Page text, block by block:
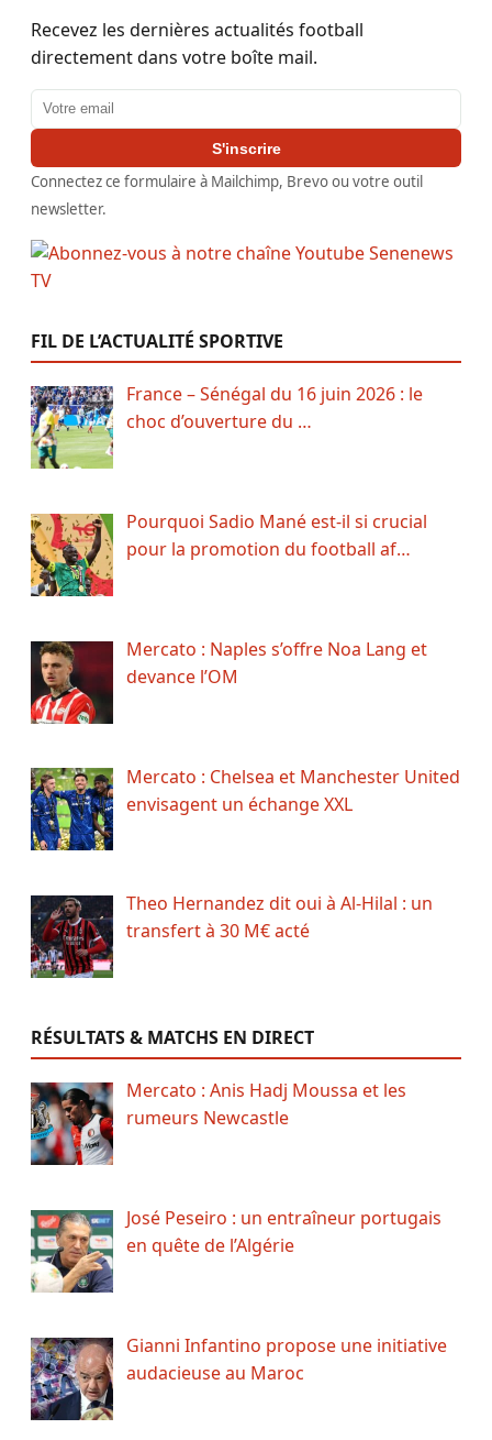
Recevez les dernières actualités football
directement dans votre boîte mail.
Adresse email
S'inscrire
Connectez ce formulaire à Mailchimp, Brevo ou votre outil
newsletter.
FIL DE L’ACTUALITÉ SPORTIVE
France – Sénégal du 16 juin 2026 : le
choc d’ouverture du …
Pourquoi Sadio Mané est-il si crucial
pour la promotion du football af…
Mercato : Naples s’offre Noa Lang et
devance l’OM
Mercato : Chelsea et Manchester United
envisagent un échange XXL
Theo Hernandez dit oui à Al-Hilal : un
transfert à 30 M€ acté
RÉSULTATS & MATCHS EN DIRECT
Mercato : Anis Hadj Moussa et les
rumeurs Newcastle
José Peseiro : un entraîneur portugais
en quête de l’Algérie
Gianni Infantino propose une initiative
audacieuse au Maroc